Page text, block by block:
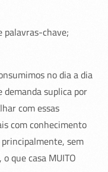
palavras-chave;
no dia a dia
demanda suplica por
com essas
com conhecimento
sem
que casa MUITO